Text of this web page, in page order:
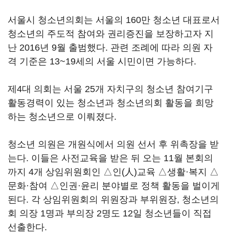
서울시 청소년의회는 서울의 160만 청소년 대표로서
청소년의 주도적 참여와 권리증진을 보장하고자 지
난 2016년 9월 출범했다. 관련 조례에 따라 의원 자
격 기준은 13~19세의 서울 시민이면 가능하다.
제4대 의회는 서울 25개 자치구의 청소년 참여기구
활동경력이 있는 청소년과 청소년의회 활동을 희망
하는 청소년으로 이뤄졌다.
청소년 의원은 개원식에서 의원 선서 후 위촉장을 받
는다. 이들은 사전교육을 받은 뒤 오는 11월 본회의
까지 4개 상임위원회인 △인(人)교육 △생활·복지 △
문화·참여 △인권·윤리 분야별로 정책 활동을 벌이게
된다. 각 상임위원회의 위원장과 부위원장, 청소년의
회 의장 1명과 부의장 2명도 12일 청소년들이 직접
선출한다.